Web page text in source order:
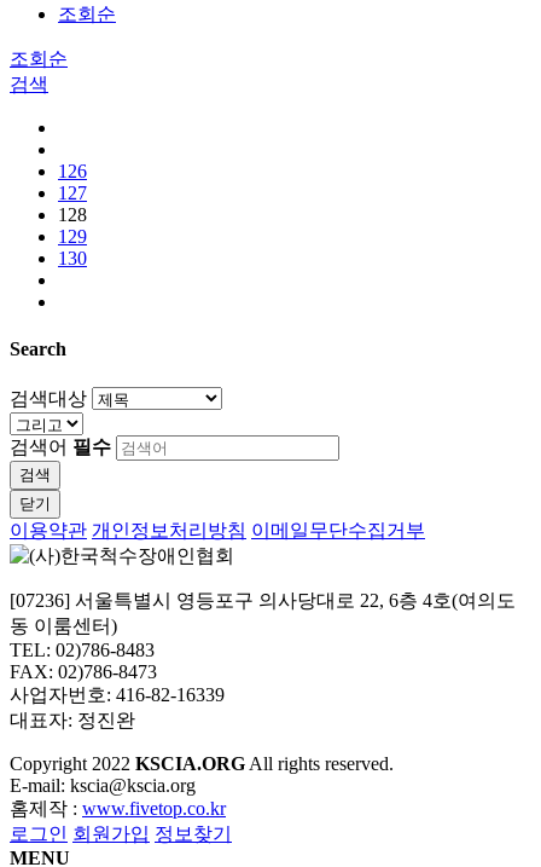
조회순
조회순
검색
126
127
128
129
130
Search
검색대상
검색어 필수
검색
닫기
이용약관 개인정보처리방침 이메일무단수집거부
[07236] 서울특별시 영등포구 의사당대로 22, 6층 4호(여의도
동 이룸센터)
TEL: 02)786-8483
FAX: 02)786-8473
사업자번호: 416-82-16339
대표자: 정진완
Copyright 2022 KSCIA.ORG All rights reserved.
E-mail: kscia@kscia.org
홈제작 : www.fivetop.co.kr
로그인 회원가입 정보찾기
MENU